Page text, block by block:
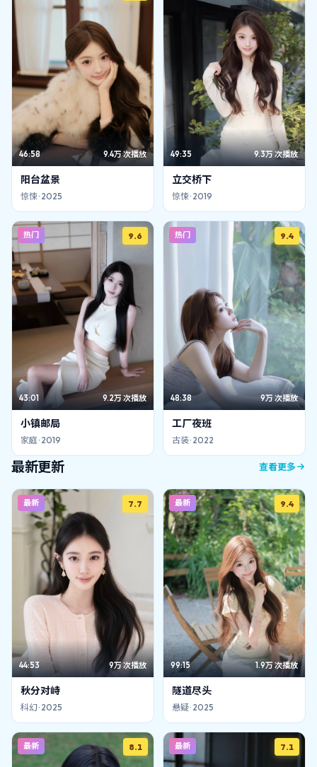
46:58 9.4万次播放
阳台盆景
惊悚· 2025
49:35 9.3万次播放
立交桥下
惊悚· 2019
热门 9.6
43:01 9.2万 次播放
小镇邮局
家庭· 2019
热门 9.4
48:38 9万 次播放
工厂夜班
古装· 2022
最新更新 查看更多
最新 7.7
44:53 9万次播放
秋分对峙
科幻· 2025
最新 9.4
99:15 1.9万次播放
隧道尽头
悬疑· 2025
最新 8.1 最新 7.1